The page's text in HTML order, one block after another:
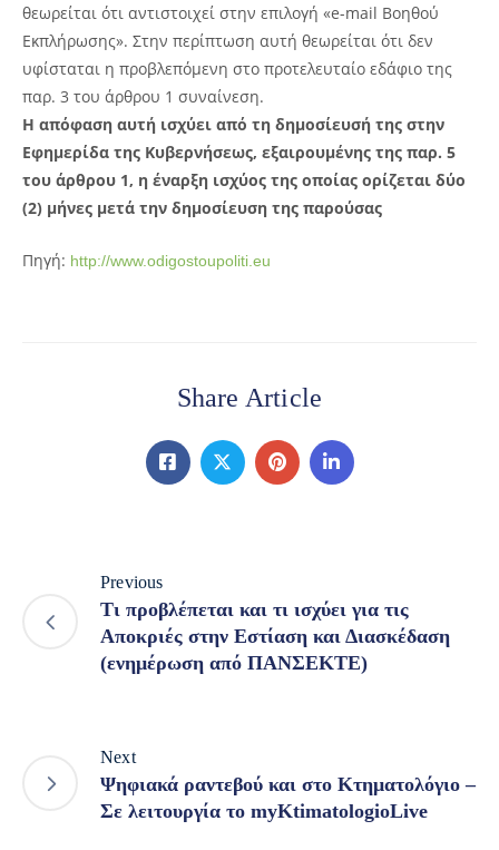
θεωρείται ότι αντιστοιχεί στην επιλογή «e-mail Βοηθού
Εκπλήρωσης». Στην περίπτωση αυτή θεωρείται ότι δεν
υφίσταται η προβλεπόμενη στο προτελευταίο εδάφιο της
παρ. 3 του άρθρου 1 συναίνεση.
Η απόφαση αυτή ισχύει από τη δημοσίευσή της στην
Εφημερίδα της Κυβερνήσεως, εξαιρουμένης της παρ. 5
του άρθρου 1, η έναρξη ισχύος της οποίας ορίζεται δύο
(2) μήνες μετά την δημοσίευση της παρούσας
Πηγή: http://www.odigostoupoliti.eu
Share Article
Previous
Τι προβλέπεται και τι ισχύει για τις
Αποκριές στην Εστίαση και Διασκέδαση
(ενημέρωση από ΠΑΝΣΕΚΤΕ)
Next
Ψηφιακά ραντεβού και στο Κτηματολόγιο –
Σε λειτουργία το myKtimatologioLive